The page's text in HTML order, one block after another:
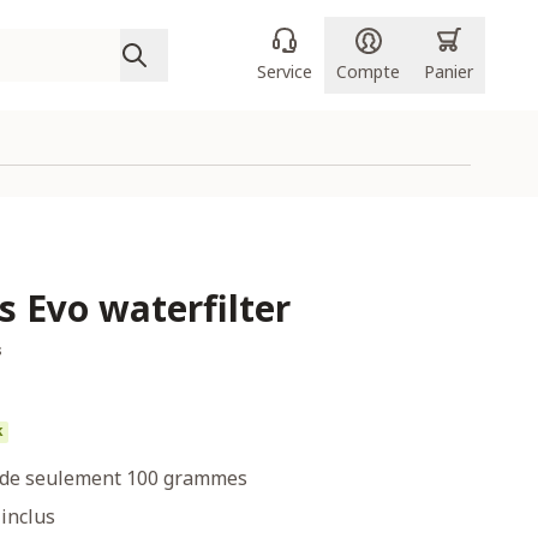
Service Compte Panier
Evo waterfilter
seulement 100 grammes